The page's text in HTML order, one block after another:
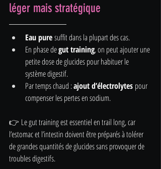
léger mais stratégique
Eau pure suffit dans la plupart des cas.
En phase de gut training, on peut ajouter une
petite dose de glucides pour habituer le
système digestif.
Par temps chaud : ajout d’électrolytes pour
compenser les pertes en sodium.
👉 Le gut training est essentiel en trail long, car
l’estomac et l’intestin doivent être préparés à tolérer
de grandes quantités de glucides sans provoquer de
troubles digestifs.